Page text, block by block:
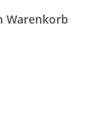
Warenkorb